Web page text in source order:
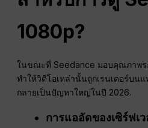
1080p?
ในขณะที่ Seedance มอบคุณภาพร
ทำให้วิดีโอเหล่านั้นถูกเรนเดอร์บน
กลายเป็นปัญหาใหญ่ในปี 2026.
การแออัดของเซิร์ฟเ